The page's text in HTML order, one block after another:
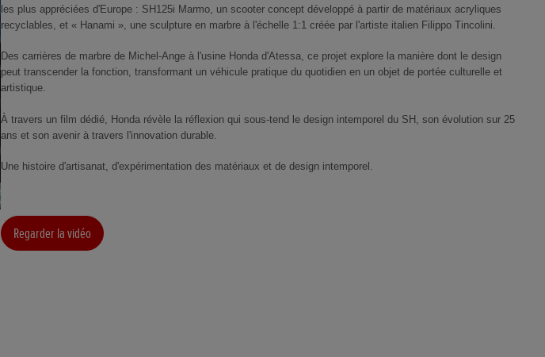
les plus appréciées d'Europe : SH125i Marmo, un scooter concept développé à partir de matériaux acryliques
recyclables, et « Hanami », une sculpture en marbre à l'échelle 1:1 créée par l'artiste italien Filippo Tincolini.
Des carrières de marbre de Michel-Ange à l'usine Honda d'Atessa, ce projet explore la manière dont le design
peut transcender la fonction, transformant un véhicule pratique du quotidien en un objet de portée culturelle et
artistique.
À travers un film dédié, Honda révèle la réflexion qui sous-tend le design intemporel du SH, son évolution sur 25
ans et son avenir à travers l'innovation durable.
Une histoire d'artisanat, d'expérimentation des matériaux et de design intemporel.
Regarder la vidéo